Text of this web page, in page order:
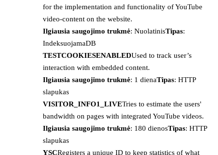
for the implementation and functionality of YouTube
video-content on the website.
Ilgiausia saugojimo trukmė: NuolatinisTipas:
IndeksuojamaDB
TESTCOOKIESENABLEDUsed to track user’s
interaction with embedded content.
Ilgiausia saugojimo trukmė: 1 dienaTipas: HTTP
slapukas
VISITOR_INFO1_LIVETries to estimate the users'
bandwidth on pages with integrated YouTube videos.
Ilgiausia saugojimo trukmė: 180 dienosTipas: HTTP
slapukas
YSCRegisters a unique ID to keep statistics of what